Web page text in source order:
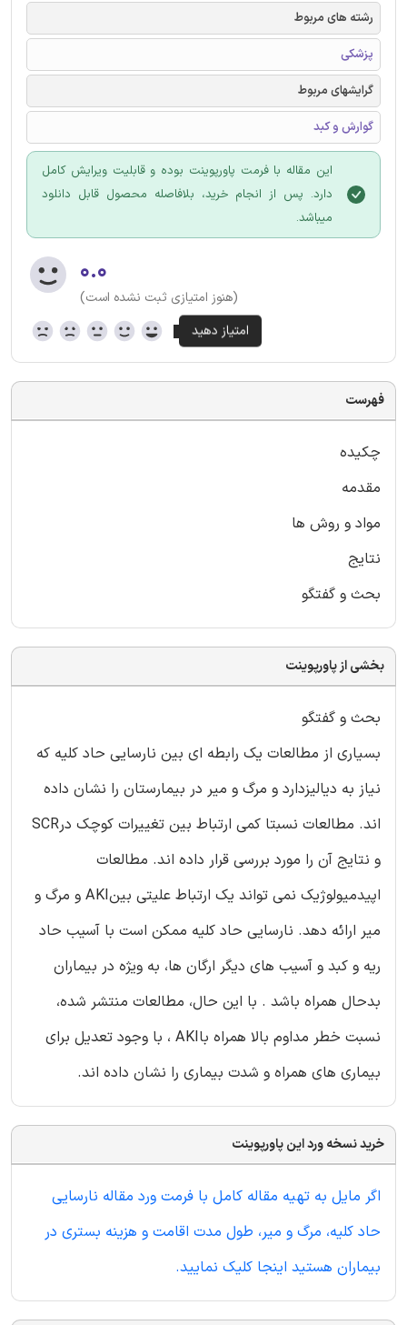
رشته های مربوط
پزشکی
گرایشهای مربوط
گوارش و کبد
این مقاله با فرمت پاورپوینت بوده و قابلیت ویرایش کامل
دارد. پس از انجام خرید، بلافاصله محصول قابل دانلود
میباشد.
۰.۰
(هنوز امتیازی ثبت نشده است)
فهرست
چکیده
مقدمه
مواد و روش ها
نتایج
بحث و گفتگو
بخشی از پاورپوینت
بحث و گفتگو
بسیاری از مطالعات یک رابطه ای بین نارسایی حاد کلیه که
نیاز به دیالیزدارد و مرگ و میر در بیمارستان را نشان داده
اند. مطالعات نسبتا کمی ارتباط بین تغییرات کوچک درSCR
و نتایج آن را مورد بررسی قرار داده اند. مطالعات
اپیدمیولوژیک نمی تواند یک ارتباط علیتی بینAKI و مرگ و
میر ارائه دهد. نارسایی حاد کلیه ممکن است با آسیب حاد
ریه و کبد و آسیب های دیگر ارگان ها، به ویژه در بیماران
بدحال همراه باشد . با این حال، مطالعات منتشر شده،
نسبت خطر مداوم بالا همراه باAKI ، با وجود تعدیل برای
بیماری های همراه و شدت بیماری را نشان داده اند.
خرید نسخه ورد این پاورپوینت
اگر مایل به تهیه مقاله کامل با فرمت ورد مقاله نارسایی
حاد کلیه، مرگ و میر، طول مدت اقامت و هزینه بستری در
بیماران هستید اینجا کلیک نمایید.